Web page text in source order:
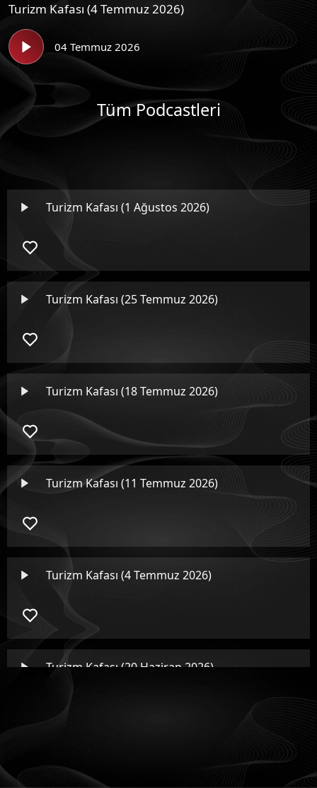
Turizm Kafası (4 Temmuz 2026)
04 Temmuz 2026
Tüm Podcastleri
Turizm Kafası (1 Ağustos 2026)
Turizm Kafası (25 Temmuz 2026)
Turizm Kafası (18 Temmuz 2026)
Turizm Kafası (11 Temmuz 2026)
Turizm Kafası (4 Temmuz 2026)
Turizm Kafası (20 Haziran 2026)